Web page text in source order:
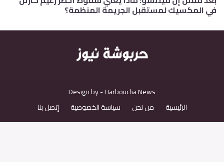
في المكسيك لمستقبل الجريمة المنظمة؟
Design by -Harboucha News
الرئيسية
من نحن سياسة الخصوصية إتصل بنا